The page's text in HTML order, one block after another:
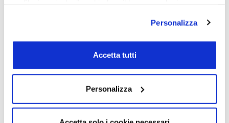
alcune categorie di cookie o servizi, seleziona l’opzione
«Personalizza». Per avere maggiori informazioni
cookie policy .
Personalizza
Accetta tutti
Personalizza